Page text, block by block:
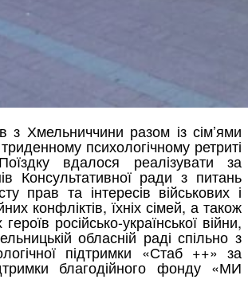
з Хмельниччини разом із сім’ями
психологічному ретриті
вдалося реалізувати за
Консультативної ради з питань
прав та інтересів військових і
конфліктів, їхніх сімей, а також
російсько-української війни,
обласній раді спільно з
підтримки «Стаб ++» за
благодійного фонду «МИ